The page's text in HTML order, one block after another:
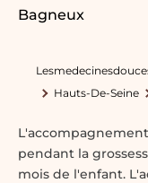
Bagneux
Hauts-De-Seine
pendant la
mois de l'enfant.